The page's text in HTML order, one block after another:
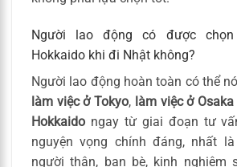
Người lao động có được chọn
Hokkaido khi đi Nhật không?
Người lao động hoàn toàn có thể
làm việc ở Tokyo, làm việc ở Osaka
Hokkaido ngay từ giai đoạn tư
nguyện vọng chính đáng, nhất
người thân, bạn bè, kinh nghiệm